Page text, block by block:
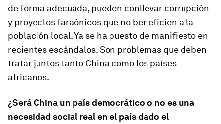
de forma adecuada, pueden conllevar corrupción
y proyectos faraónicos que no beneficien a la
población local. Ya se ha puesto de manifiesto en
recientes escándalos. Son problemas que deben
tratar juntos tanto China como los países
africanos.
¿Será China un país democrático o no es una
necesidad social real en el país dado el